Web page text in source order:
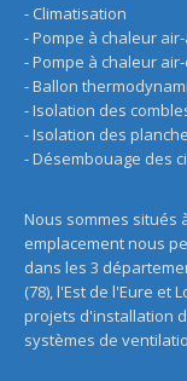
- Climatisation
- Pompe à chaleur
- Pompe à chaleur
- Ballon
- Isolation des
- Isolation des
- Désembouage des
Nous sommes situés
emplacement nous
dans les 3
(78), l'Est de l'Eure et
projets d'installation
systèmes de